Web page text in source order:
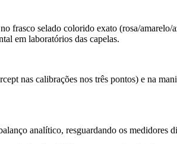
frasco selado colorido exato (rosa/
em laboratórios das capelas.
nas calibrações nos três pontos) e na
analítico, resguardando os medidores